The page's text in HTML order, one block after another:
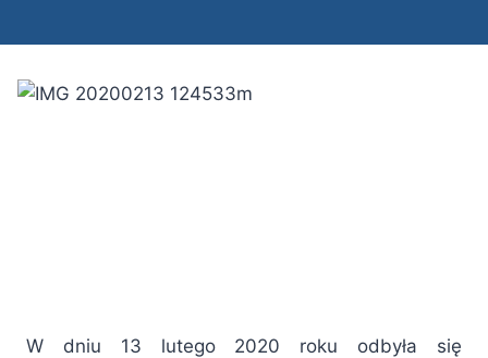
W dniu 13 lutego 2020 roku odbyła się